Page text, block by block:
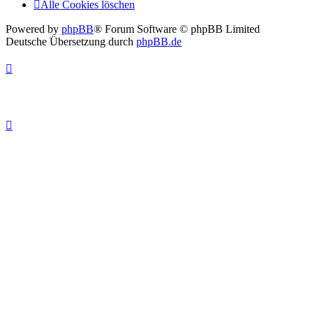
Alle Cookies löschen
Powered by phpBB® Forum Software © phpBB Limited
Deutsche Übersetzung durch phpBB.de